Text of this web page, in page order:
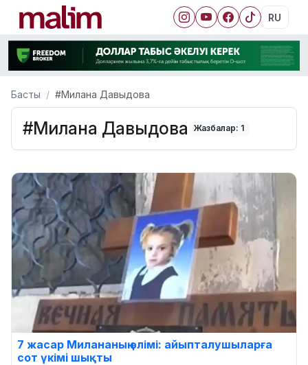
RU
Басты #Милана Давыдова
#Милана Давыдова Жазбалар: 1
7 жасар Милананың өлімі: айыпталушыларға
сот үкімі шықты